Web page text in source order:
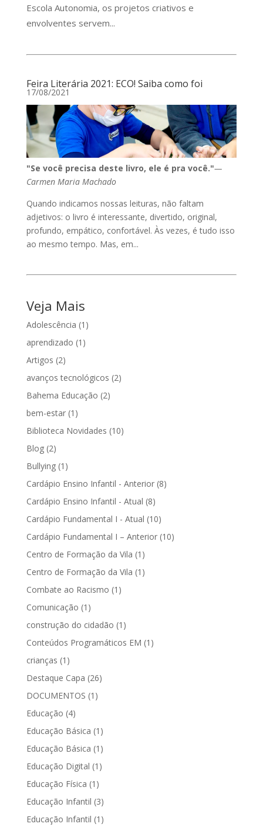
Escola Autonomia, os projetos criativos e
envolventes servem...
Feira Literária 2021: ECO! Saiba como foi
17/08/2021
"Se você precisa deste livro, ele é pra você."—
Carmen Maria Machado
Quando indicamos nossas leituras, não faltam
adjetivos: o livro é interessante, divertido, original,
profundo, empático, confortável. Às vezes, é tudo isso
ao mesmo tempo. Mas, em...
Veja Mais
Adolescência (1)
aprendizado (1)
Artigos (2)
avanços tecnológicos (2)
Bahema Educação (2)
bem-estar (1)
Biblioteca Novidades (10)
Blog (2)
Bullying (1)
Cardápio Ensino Infantil - Anterior (8)
Cardápio Ensino Infantil - Atual (8)
Cardápio Fundamental I - Atual (10)
Cardápio Fundamental I – Anterior (10)
Centro de Formação da Vila (1)
Centro de Formação da Vila (1)
Combate ao Racismo (1)
Comunicação (1)
construção do cidadão (1)
Conteúdos Programáticos EM (1)
crianças (1)
Destaque Capa (26)
DOCUMENTOS (1)
Educação (4)
Educação Básica (1)
Educação Básica (1)
Educação Digital (1)
Educação Física (1)
Educação Infantil (3)
Educação Infantil (1)